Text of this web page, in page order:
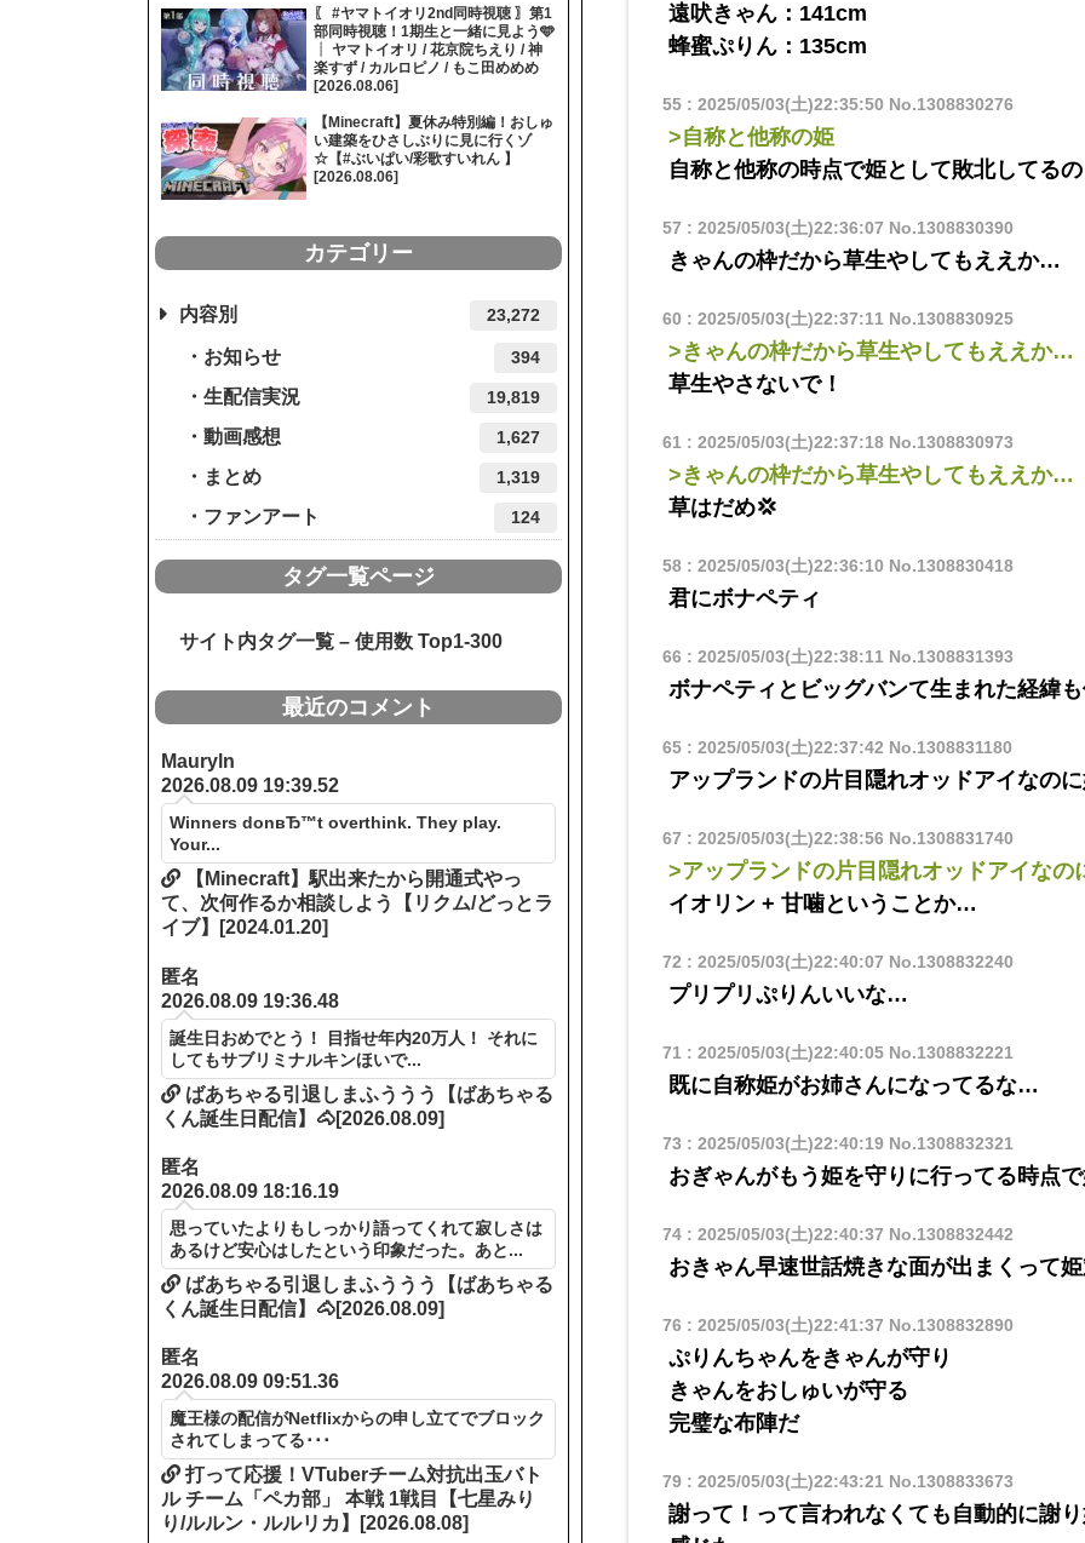
遠吠きゃん：141cm
蜂蜜ぷりん：135cm
55: 2025/05/03(土)22:35:50 No.1308830276
>自称と他称の姫
自称と他称の時点で姫として敗北してる
57 : 2025/05/03(土)22:36:07 No.1308830390
きゃんの枠だから草生やしてもええか…
60 : 2025/05/03(土)22:37:11No.1308830925
>きゃんの枠だから草生やしてもええか…
草生やさないで！
61: 2025/05/03(土)22:37:18No.1308830973
>きゃんの枠だから草生やしてもええか…
草はだめ💢
58: 2025/05/03(土)22:36:10 No.1308830418
君にボナペティ
66 : 2025/05/03(土)22:38:11No.1308831393
ボナペティとビッグバンて生まれた経緯
65: 2025/05/03(土)22:37:42 No.1308831180
アップランドの片目隠れオッドアイなの
67 : 2025/05/03(土)22:38:56 No.1308831740
>アップランドの片目隠れオッドアイなの
イオリン + 甘噛ということか…
72 : 2025/05/03(土)22:40:07 No.1308832240
プリプリぷりんいいな…
71: 2025/05/03(土)22:40:05No.1308832221
既に自称姫がお姉さんになってるな…
73 : 2025/05/03(土)22:40:19No.1308832321
おぎゃんがもう姫を守りに行ってる時点
74: 2025/05/03(土)22:40:37 No.1308832442
おきゃん早速世話焼きな面が出まくって
76 : 2025/05/03(土)22:41:37 No.1308832890
ぷりんちゃんをきゃんが守り
きゃんをおしゅいが守る
完璧な布陣だ
79: 2025/05/03(土)22:43:21No.1308833673
謝って！って言われなくても自動的に謝
〖 #ヤマトイオリ2nd同時視聴 〗第1
部同時視聴！1期生と一緒に見よう🩵
┊ ヤマトイオリ / 花京院ちえり / 神
楽すず / カルロピノ / もこ田めめめ
[2026.08.06]
【Minecraft】夏休み特別編！おしゅ
い建築をひさしぶりに見に行くゾ
☆【#ぶいぱい/彩歌すいれん 】
[2026.08.06]
カテゴリー
内容別 23,272
お知らせ 394
生配信実況 19,819
動画感想 1,627
まとめ 1,319
ファンアート 124
タグ一覧ページ
サイト内タグ一覧 – 使用数 Top1-300
最近のコメント
Mauryln
2026.08.09 19:39.52
Winners donвЂ™t overthink. They play.
Your...
【Minecraft】駅出来たから開通式やっ
て、次何作るか相談しよう【リクム/どっとラ
イブ】[2024.01.20]
匿名
2026.08.09 19:36.48
誕生日おめでとう！ 目指せ年内20万人！ それに
してもサブリミナルキンほいで...
ばあちゃる引退しまふううう【ばあちゃる
くん誕生日配信】🐴[2026.08.09]
匿名
2026.08.09 18:16.19
思っていたよりもしっかり語ってくれて寂しさは
あるけど安心はしたという印象だった。あと...
ばあちゃる引退しまふううう【ばあちゃる
くん誕生日配信】🐴[2026.08.09]
匿名
2026.08.09 09:51.36
魔王様の配信がNetflixからの申し立てでブロック
されてしまってる･･･
打って応援！VTuberチーム対抗出玉バト
ル チーム「ペカ部」 本戦 1戦目【七星みり
り/ルルン・ルルリカ】[2026.08.08]